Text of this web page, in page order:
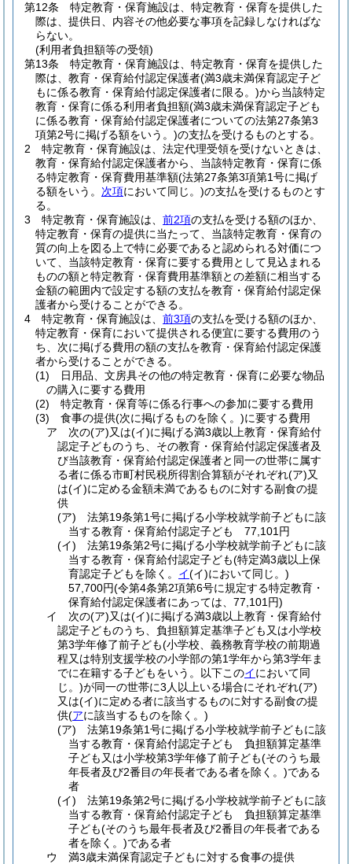
第12条
特定教育・保育施設は、特定教育・保育を提供した
際は、提供日、内容その他必要な事項を記録しなければな
らない。
(利用者負担額等の受領)
第13条
特定教育・保育施設は、特定教育・保育を提供した
際は、教育・保育給付認定保護者(満3歳未満保育認定子ど
もに係る教育・保育給付認定保護者に限る。)から当該特定
教育・保育に係る利用者負担額(満3歳未満保育認定子ども
に係る教育・保育給付認定保護者についての法第27条第3
項第2号に掲げる額をいう。)の支払を受けるものとする。
2
特定教育・保育施設は、法定代理受領を受けないときは、
教育・保育給付認定保護者から、当該特定教育・保育に係
る特定教育・保育費用基準額(法第27条第3項第1号に掲げ
る額をいう。 次項において同じ。)の支払を受けるものとす
る。
3
特定教育・保育施設は、 前2項の支払を受ける額のほか、
特定教育・保育の提供に当たって、当該特定教育・保育の
質の向上を図る上で特に必要であると認められる対価につ
いて、当該特定教育・保育に要する費用として見込まれる
ものの額と特定教育・保育費用基準額との差額に相当する
金額の範囲内で設定する額の支払を教育・保育給付認定保
護者から受けることができる。
4
特定教育・保育施設は、 前3項の支払を受ける額のほか、
特定教育・保育において提供される便宜に要する費用のう
ち、次に掲げる費用の額の支払を教育・保育給付認定保護
者から受けることができる。
(1)
日用品、文房具その他の特定教育・保育に必要な物品
の購入に要する費用
(2)
特定教育・保育等に係る行事への参加に要する費用
(3)
食事の提供(次に掲げるものを除く。)に要する費用
ア
次の(ア)又は(イ)に掲げる満3歳以上教育・保育給付
認定子どものうち、その教育・保育給付認定保護者及
び当該教育・保育給付認定保護者と同一の世帯に属す
る者に係る市町村民税所得割合算額がそれぞれ(ア)又
は(イ)に定める金額未満であるものに対する副食の提
供
(ア)
法第19条第1号に掲げる小学校就学前子どもに該
当する教育・保育給付認定子ども 77,101円
(イ)
法第19条第2号に掲げる小学校就学前子どもに該
当する教育・保育給付認定子ども(特定満3歳以上保
育認定子どもを除く。 イ(イ)において同じ。)
57,700円(令第4条第2項第6号に規定する特定教育・
保育給付認定保護者にあっては、77,101円)
イ
次の(ア)又は(イ)に掲げる満3歳以上教育・保育給付
認定子どものうち、負担額算定基準子ども又は小学校
第3学年修了前子ども(小学校、義務教育学校の前期過
程又は特別支援学校の小学部の第1学年から第3学年ま
でに在籍する子どもをいう。以下このイにおいて同
じ。)が同一の世帯に3人以上いる場合にそれぞれ(ア)
又は(イ)に定める者に該当するものに対する副食の提
供(アに該当するものを除く。)
(ア)
法第19条第1号に掲げる小学校就学前子どもに該
当する教育・保育給付認定子ども 負担額算定基準
子ども又は小学校第3学年修了前子ども(そのうち最
年長者及び2番目の年長者である者を除く。)である
者
(イ)
法第19条第2号に掲げる小学校就学前子どもに該
当する教育・保育給付認定子ども 負担額算定基準
子ども(そのうち最年長者及び2番目の年長者である
者を除く。)である者
ウ
満3歳未満保育認定子どもに対する食事の提供